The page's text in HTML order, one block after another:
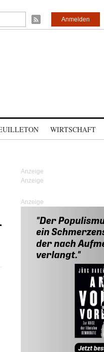
Anmelden
WIRTSCHAFT
Anzeige